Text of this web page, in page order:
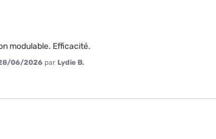
modulable. Efficacité.
06/2026 parLydie B.